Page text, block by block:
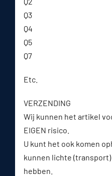
Q3
Q4
Q5
Q7
Etc.
VERZENDING
Wij kunnen het artikel
EIGEN risico.
U kunt het ook komen
kunnen lichte
hebben.